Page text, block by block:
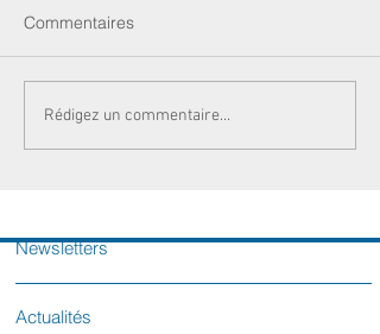
Commentaires
Rédigez un commentaire...
Newsletters
Actualités